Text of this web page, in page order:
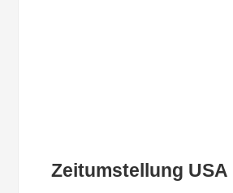
Zeitumstellung USA